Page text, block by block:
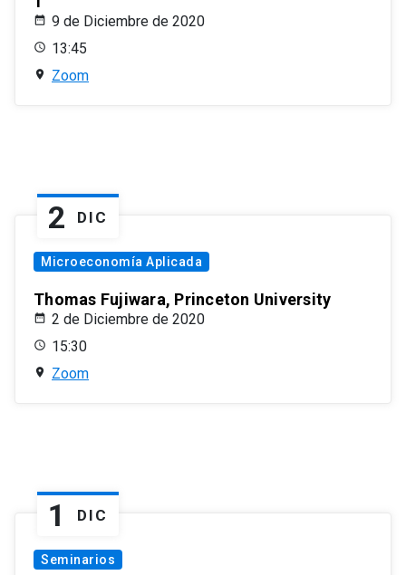
9 de Diciembre de 2020
13:45
Zoom
2 DIC
Microeconomía Aplicada
Thomas Fujiwara, Princeton University
2 de Diciembre de 2020
15:30
Zoom
1 DIC
Seminarios